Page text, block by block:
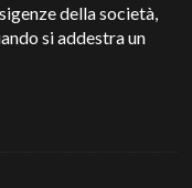
della società,
si addestra un